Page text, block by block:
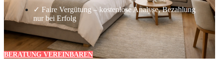
✓ Faire Vergütung – kostenlose Analyse, Bezahlung
nur bei Erfolg
BERATUNG VEREINBAREN